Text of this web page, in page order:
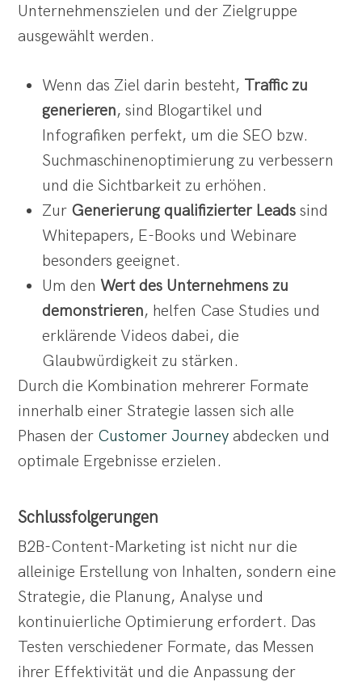
Unternehmenszielen und der Zielgruppe
ausgewählt werden.
Wenn das Ziel darin besteht, Traffic zu
generieren, sind Blogartikel und
Infografiken perfekt, um die SEO bzw.
Suchmaschinenoptimierung zu verbessern
und die Sichtbarkeit zu erhöhen.
Zur Generierung qualifizierter Leads sind
Whitepapers, E-Books und Webinare
besonders geeignet.
Um denWert des Unternehmens zu
demonstrieren, helfen Case Studies und
erklärende Videos dabei, die
Glaubwürdigkeit zu stärken.
Durch die Kombination mehrerer Formate
innerhalb einer Strategie lassen sich alle
Phasen der Customer Journey abdecken und
optimale Ergebnisse erzielen.
Schlussfolgerungen
B2B-Content-Marketing ist nicht nur die
alleinige Erstellung von Inhalten, sondern eine
Strategie, die Planung, Analyse und
kontinuierliche Optimierung erfordert. Das
Testen verschiedener Formate, das Messen
ihrer Effektivität und die Anpassung der